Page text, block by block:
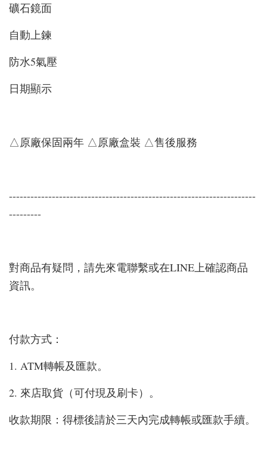
礦石鏡面
自動上鍊
防水5氣壓
日期顯示
△原廠保固兩年 △原廠盒裝 △售後服務
---------------------------------------------------------------------
---------
對商品有疑問，請先來電聯繫或在LINE上確認商品
資訊。
付款方式：
1. ATM轉帳及匯款。
2. 來店取貨（可付現及刷卡）。
收款期限：得標後請於三天內完成轉帳或匯款手續。